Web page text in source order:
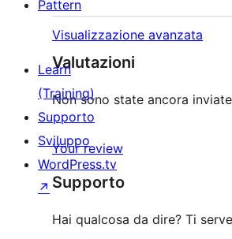
Visualizzazione avanzata
Valutazioni
Non sono state ancora
Your review
Supporto
Hai qualcosa da dire? Ti
Pattern
Learn
(Training)
Supporto
Sviluppo
WordPress.tv
↗